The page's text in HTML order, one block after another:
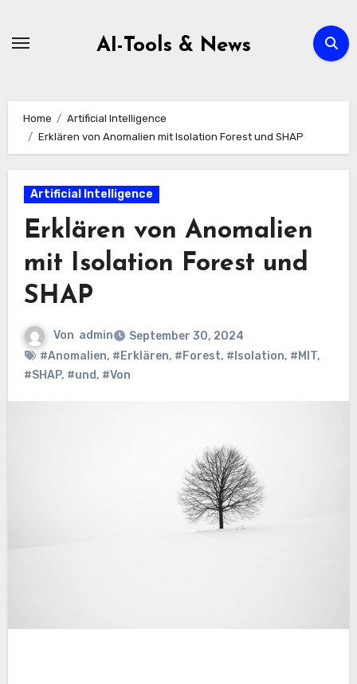
AI-Tools & News
Home
Artificial Intelligence
Erklären von Anomalien mit Isolation Forest und SHAP
Artificial Intelligence
Erklären von Anomalien
mit Isolation Forest und
SHAP
Von admin
September 30, 2024
#Anomalien, #Erklären, #Forest, #Isolation, #MIT,
#SHAP, #und, #Von